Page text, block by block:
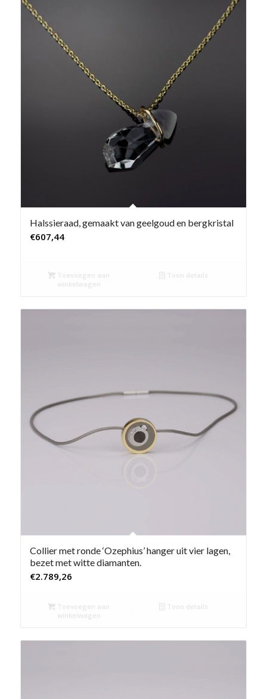
Halssieraad, gemaakt van geelgoud en bergkristal
€607,44
Toevoegen aan
winkelwagen
Toon details
Collier met ronde ‘Ozephius’ hanger uit vier lagen,
bezet met witte diamanten.
€2.789,26
Toevoegen aan
winkelwagen
Toon details